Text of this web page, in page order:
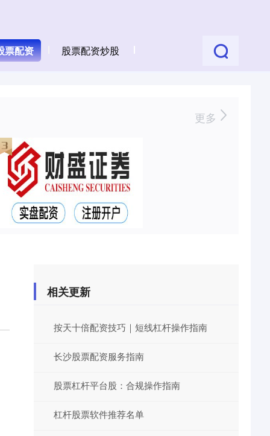
票配资 股票配资炒股
更多
相关更新
按天十倍配资技巧｜短线杠杆操作指南
长沙股票配资服务指南
股票杠杆平台股：合规操作指南
杠杆股票软件推荐名单